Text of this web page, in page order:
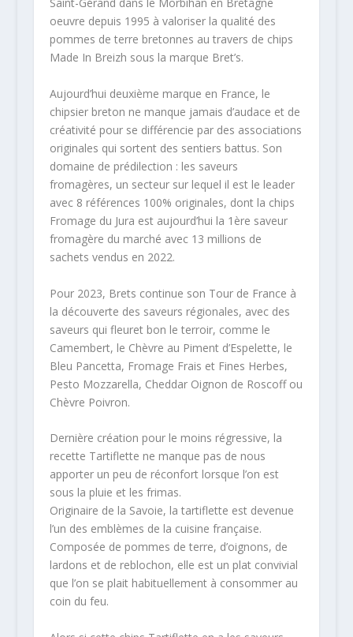
Saint-Gérand dans le Morbihan en Bretagne
oeuvre depuis 1995 à valoriser la qualité des
pommes de terre bretonnes au travers de chips
Made In Breizh sous la marque Bret’s.
Aujourd’hui deuxième marque en France, le
chipsier breton ne manque jamais d’audace et de
créativité pour se différencie par des associations
originales qui sortent des sentiers battus. Son
domaine de prédilection : les saveurs
fromagères, un secteur sur lequel il est le leader
avec 8 références 100% originales, dont la chips
Fromage du Jura est aujourd’hui la 1ère saveur
fromagère du marché avec 13 millions de
sachets vendus en 2022.
Pour 2023, Brets continue son Tour de France à
la découverte des saveurs régionales, avec des
saveurs qui fleuret bon le terroir, comme le
Camembert, le Chèvre au Piment d’Espelette, le
Bleu Pancetta, Fromage Frais et Fines Herbes,
Pesto Mozzarella, Cheddar Oignon de Roscoff ou
Chèvre Poivron.
Dernière création pour le moins régressive, la
recette Tartiflette ne manque pas de nous
apporter un peu de réconfort lorsque l’on est
sous la pluie et les frimas.
Originaire de la Savoie, la tartiflette est devenue
l’un des emblèmes de la cuisine française.
Composée de pommes de terre, d’oignons, de
lardons et de reblochon, elle est un plat convivial
que l’on se plait habituellement à consommer au
coin du feu.